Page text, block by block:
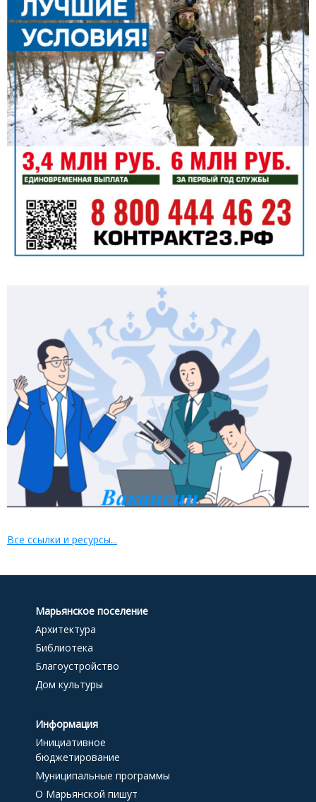
Все ссылки и ресурсы...
Марьянское поселение
Архитектура
Библиотека
Благоустройство
Дом культуры
Информация
Инициативное
бюджетирование
Муниципальные программы
О Марьянской пишут